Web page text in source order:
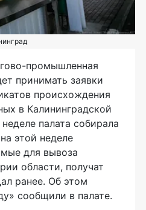
промышленная
принимать заявки
происхождения
в Калининградской
палата собирала
этой неделе
для вывоза
области, получат
ранее. Об этом
сообщили в палате.